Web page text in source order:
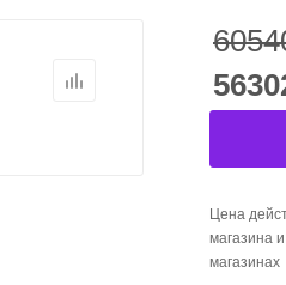
Цена
магазина
магазинах